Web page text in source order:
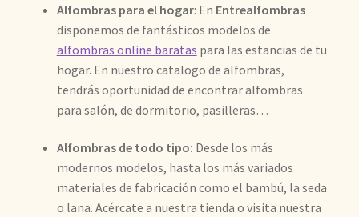
Alfombras para el hogar: En Entrealfombras
disponemos de fantásticos modelos de
alfombras online baratas para las estancias de tu
hogar. En nuestro catalogo de alfombras,
tendrás oportunidad de encontrar alfombras
para salón, de dormitorio, pasilleras…
Alfombras de todo tipo: Desde los más
modernos modelos, hasta los más variados
materiales de fabricación como el bambú, la seda
o lana. Acércate a nuestra tienda o visita nuestra